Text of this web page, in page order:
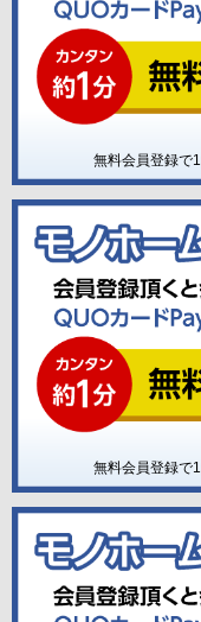
無料会員登録で
無料会員登録で